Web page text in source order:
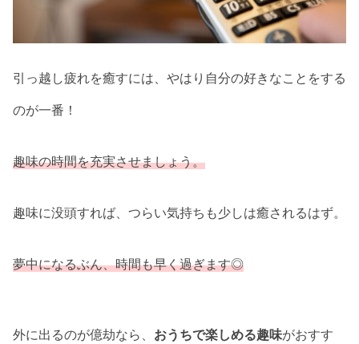
引っ越し疲れを癒すには、やはり自分の好きなことをする
のが一番！
趣味の時間を充実させましょう。
趣味に没頭すれば、つらい気持ちも少しは癒されるはず。
夢中になるぶん、時間も早く過ぎます◎
外に出るのが億劫なら、 おうちで楽しめる趣味がおすす